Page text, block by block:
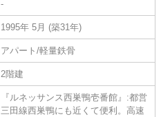
-
1995年 5月 (築31年)
アパート/軽量鉄骨
2階建
『ルネッサンス西巣鴨壱番館』:都営
三田線西巣鴨にも近くて便利。高速